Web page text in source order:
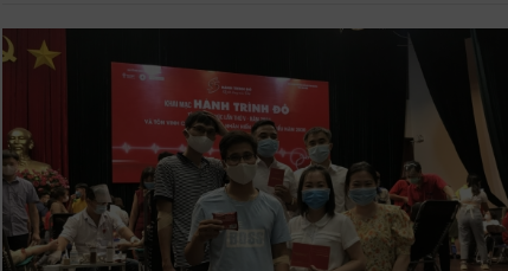
Ban lãnh đạo cùng toàn thể đoàn các vận động viên của cả ba đội
đã tham dự đêm tổng kết trao giải tại khách sạn Camellia - thị
tỉnh Vĩnh Phúc (đầu tiên bên trái) và Ông Trần Quốc Trung - Phó
Vụ trưởng Vụ quản lý các Khu kinh tế (đầu tiên từ phải qua) trao
cup cho các đội đạt giải nhất & nhì. Phát biểu trong đêm trao giải,
Ông Nguyễn Xuân Phương, Trưởng Ban quản lý các KCN tỉnh
nước ngoài hoạt động sản xuất, kinh doanh, thu hút hàng trăm
nghìn lao động trong và ngoài tỉnh đến làm việc. Đây là điều kiện
thuận lợi để phát triển kinh tế - xã hội, song cũng tiềm ẩn nhiều
nguy cơ về an ninh trật tự do các đối tượng lợi dụng hoạt động.
Trước tình hình trên, Công an tỉnh Hà Nam, UBND TP.Phủ Lý,
UBND phường Châu Sơn tích cực tuyên truyền, vận động cơ
quan, doanh nghiệp, trường học, hộ dân lắp đặt camera tại trụ sở,
gia đình, đồng thời ủng hộ kinh phí xây dựng hệ thống giám sát